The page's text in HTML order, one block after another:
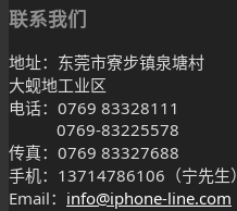
联系我们
地址：东莞市寮步镇泉塘村
大蚬地工业区
电话：0769 83328111
0769-83225578
传真：0769 83327688
手机：13714786106（宁先生）
Email： info@iphone-line.com